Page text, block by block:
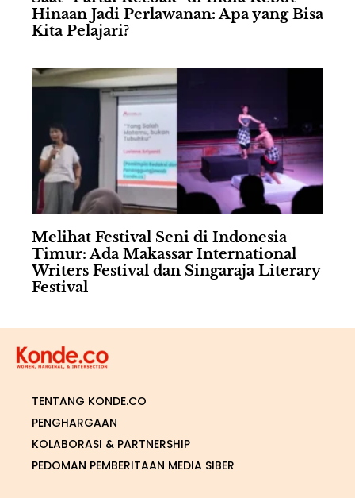
Hinaan Jadi Perlawanan: Apa yang Bisa
Kita Pelajari?
Melihat Festival Seni di Indonesia
Timur: Ada Makassar International
Writers Festival dan Singaraja Literary
Festival
TENTANG KONDE.CO
PENGHARGAAN
KOLABORASI & PARTNERSHIP
PEDOMAN PEMBERITAAN MEDIA SIBER